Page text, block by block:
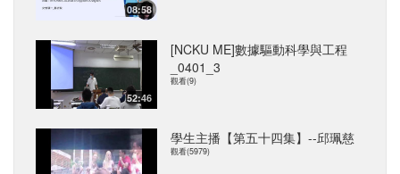
08:58
52:46
[NCKU ME]數據驅動科學與工程
_0401_3
觀看(9)
學生主播【第五十四集】--邱珮慈
觀看(5979)